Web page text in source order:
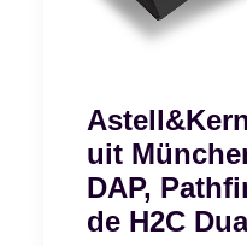
uit
DAP,
de H2C